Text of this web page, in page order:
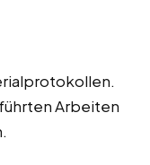
Arbeiten